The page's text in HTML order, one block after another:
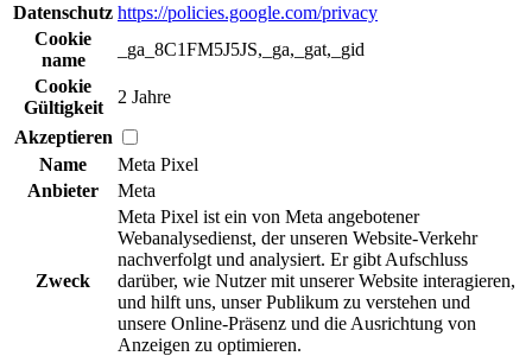
Datenschutz https://policies.google.com/privacy
Cookie
name
_ga_8C1FM5J5JS,_ga,_gat,_gid
Cookie
Gültigkeit
2 Jahre
Akzeptieren
Name
Meta Pixel
Anbieter
Meta
Zweck
Meta Pixel ist ein von Meta angebotener
Webanalysedienst, der unseren Website-Verkehr
nachverfolgt und analysiert. Er gibt Aufschluss
darüber, wie Nutzer mit unserer Website interagieren,
und hilft uns, unser Publikum zu verstehen und
unsere Online-Präsenz und die Ausrichtung von
Anzeigen zu optimieren.